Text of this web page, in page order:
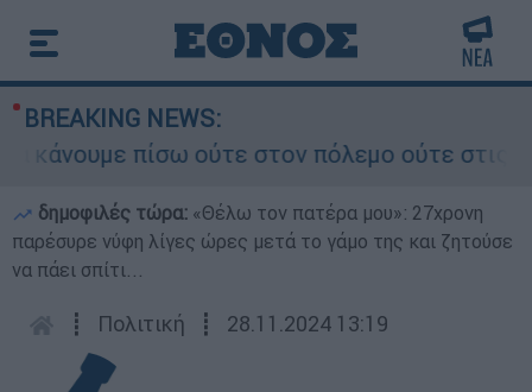
BREAKING NEWS:
πίσω ούτε στον πόλεμο ούτε στις
δημοφιλές τώρα: «Θέλω τον πατέρα μου»: 27χρονη
παρέσυρε νύφη λίγες ώρες μετά το γάμο της και ζητούσε
να πάει σπίτι...
┋ Πολιτική ┋ 28.11.2024 13:19